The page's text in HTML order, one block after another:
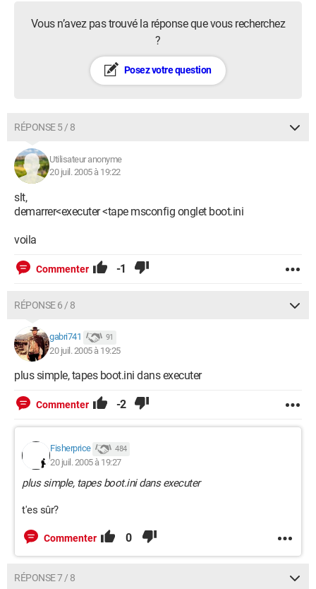
Vous n’avez pas trouvé la réponse que vous recherchez
?
Posez votre question
RÉPONSE 5 / 8
Utilisateur anonyme
20 juil. 2005 à 19:22
slt,
demarrer<executer <tape msconfig onglet boot.ini
voila
Commenter -1
RÉPONSE 6 / 8
gabri741 91
20 juil. 2005 à 19:25
plus simple, tapes boot.ini dans executer
Commenter -2
Fisherprice 484
20 juil. 2005 à 19:27
plus simple, tapes boot.ini dans executer
t'es sûr?
Commenter 0
RÉPONSE 7 / 8